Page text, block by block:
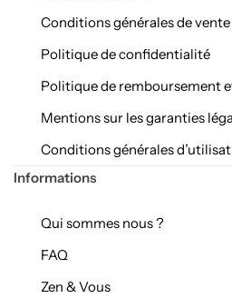
Conditions générales de vente
Politique de confidentialité
Politique de remboursement
Mentions sur les garanties
Conditions générales
Informations
Qui sommes nous ?
FAQ
Zen & Vous